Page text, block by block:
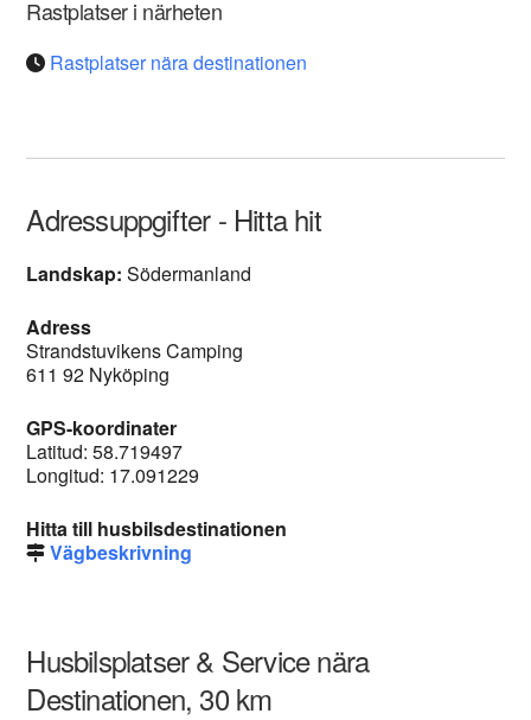
Rastplatser i närheten
Rastplatser nära destinationen
Adressuppgifter - Hitta hit
Landskap:Södermanland
Adress
Strandstuvikens Camping
611 92 Nyköping
GPS-koordinater
Latitud: 58.719497
Longitud: 17.091229
Hitta till husbilsdestinationen
Vägbeskrivning
Husbilsplatser & Service nära
Destinationen, 30 km